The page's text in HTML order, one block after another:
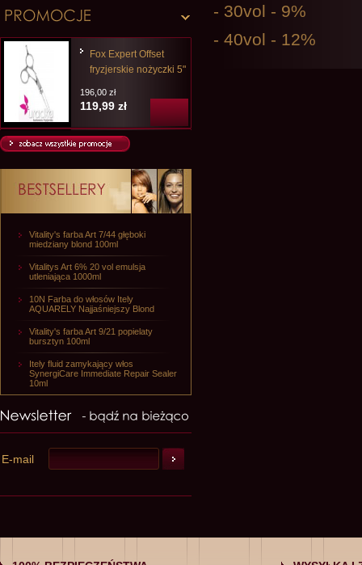
Fox Expert Offset
fryzjerskie nożyczki 5"
196,00 zł
119,99 zł
Vitality's farba Art 7/44 głęboki
miedziany blond 100ml
Vitalitys Art 6% 20 vol emulsja
utleniająca 1000ml
10N Farba do włosów Itely
AQUARELY Najjaśniejszy Blond
Vitality's farba Art 9/21 popielaty
bursztyn 100ml
Itely fluid zamykający włos
SynergiCare Immediate Repair Sealer
10ml
E-mail
- 30vol - 9%
- 40vol - 12%